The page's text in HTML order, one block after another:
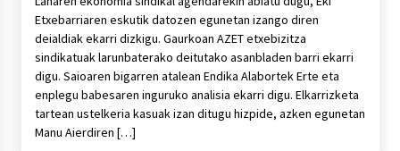
Etxebarriaren eskutik datozen egunetan izango diren
deialdiak ekarri dizkigu. Gaurkoan AZET etxebizitza
sindikatuak larunbaterako deitutako asanbladen barri ekarri
digu. Saioaren bigarren atalean Endika Alabortek Erte eta
enplegu babesaren inguruko analisia ekarri digu. Elkarrizketa
tartean ustelkeria kasuak izan ditugu hizpide, azken egunetan
Manu Aierdiren […]